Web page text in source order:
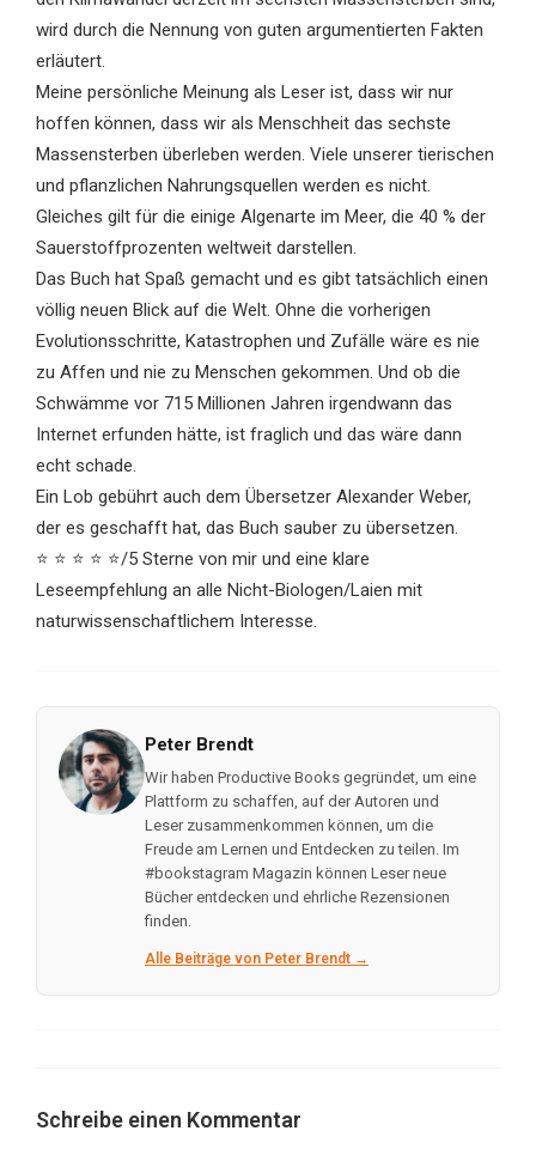
wird durch die Nennung von guten argumentierten Fakten
erläutert.
Meine persönliche Meinung als Leser ist, dass wir nur
hoffen können, dass wir als Menschheit das sechste
Massensterben überleben werden. Viele unserer tierischen
und pflanzlichen Nahrungsquellen werden es nicht.
Gleiches gilt für die einige Algenarte im Meer, die 40 % der
Sauerstoffprozenten weltweit darstellen.
Das Buch hat Spaß gemacht und es gibt tatsächlich einen
völlig neuen Blick auf die Welt. Ohne die vorherigen
Evolutionsschritte, Katastrophen und Zufälle wäre es nie
zu Affen und nie zu Menschen gekommen. Und ob die
Schwämme vor 715 Millionen Jahren irgendwann das
Internet erfunden hätte, ist fraglich und das wäre dann
echt schade.
Ein Lob gebührt auch dem Übersetzer Alexander Weber,
der es geschafft hat, das Buch sauber zu übersetzen.
⭐ ⭐ ⭐ ⭐ ⭐/5 Sterne von mir und eine klare
Leseempfehlung an alle Nicht-Biologen/Laien mit
naturwissenschaftlichem Interesse.
Peter Brendt
Wir haben Productive Books gegründet, um eine
Plattform zu schaffen, auf der Autoren und
Leser zusammenkommen können, um die
Freude am Lernen und Entdecken zu teilen. Im
#bookstagram Magazin können Leser neue
Bücher entdecken und ehrliche Rezensionen
finden.
Alle Beiträge von Peter Brendt →
Schreibe einen Kommentar